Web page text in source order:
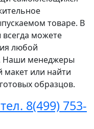
товаре. В
можете
любой
Наши менеджеры
макет или найти
образцов.
8(499) 753-